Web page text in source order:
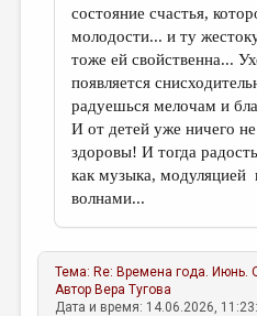
состояние счастья,
молодости... и ту
тоже ей свойственна...
появляется
радуешься мелочам и
И от детей уже ничего
здоровы! И тогда
как музыка,
волнами...
Тема: Re: Времена года. Июнь.
Автор Вера Тугова
Дата и время: 14.06.2026,